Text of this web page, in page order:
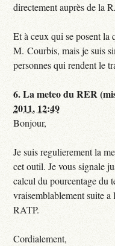
directement auprès de la
Et à ceux qui se posent la
M. Courbis, mais je suis
personnes qui rendent le
6.La meteo du RER
2011, 12:49
Bonjour,
Je suis regulierement la
cet outil. Je vous signale
calcul du pourcentage du
vraisemblablement suite
RATP.
Cordialement,